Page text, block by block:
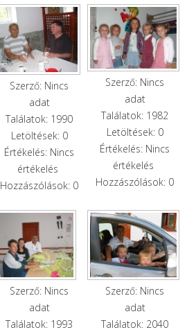
Szerző: Nincs
adat
Találatok: 1990
Letöltések: 0
Értékelés: Nincs
értékelés
Hozzászólások: 0
Szerző: Nincs
adat
Találatok: 1982
Letöltések: 0
Értékelés: Nincs
értékelés
Hozzászólások: 0
Szerző: Nincs
adat
Találatok: 1993
Szerző: Nincs
adat
Találatok: 2040